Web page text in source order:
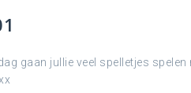
gaan jullie veel spelletjes